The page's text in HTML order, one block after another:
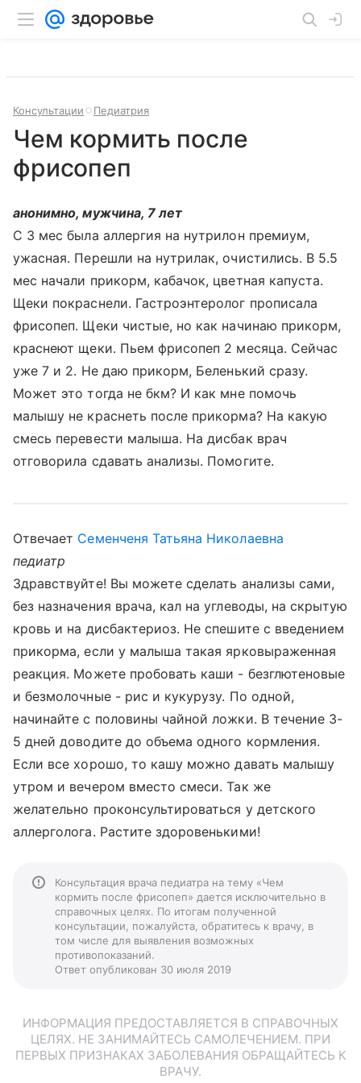
Консультации Педиатрия
Чем кормить после
фрисопеп
анонимно, мужчина, 7 лет
С 3 мес была аллергия на нутрилон премиум,
ужасная. Перешли на нутрилак, очистились. В 5.5
мес начали прикорм, кабачок, цветная капуста.
Щеки покраснели. Гастроэнтеролог прописала
фрисопеп. Щеки чистые, но как начинаю прикорм,
краснеют щеки. Пьем фрисопеп 2 месяца. Сейчас
уже 7 и 2. Не даю прикорм, Беленький сразу.
Может это тогда не бкм? И как мне помочь
малышу не краснеть после прикорма? На какую
смесь перевести малыша. На дисбак врач
отговорила сдавать анализы. Помогите.
Отвечает Семенченя Татьяна Николаевна
педиатр
Здравствуйте! Вы можете сделать анализы сами,
без назначения врача, кал на углеводы, на скрытую
кровь и на дисбактериоз. Не спешите с введением
прикорма, если у малыша такая ярковыраженная
реакция. Можете пробовать каши - безглютеновые
и безмолочные - рис и кукурузу. По одной,
начинайте с половины чайной ложки. В течение 3-
5 дней доводите до объема одного кормления.
Если все хорошо, то кашу можно давать малышу
утром и вечером вместо смеси. Так же
желательно проконсультироваться у детского
аллерголога. Растите здоровенькими!
Консультация врача педиатра на тему «Чем
кормить после фрисопеп» дается исключительно в
справочных целях. По итогам полученной
консультации, пожалуйста, обратитесь к врачу, в
том числе для выявления возможных
противопоказаний.
Ответ опубликован 30 июля 2019
ИНФОРМАЦИЯ ПРЕДОСТАВЛЯЕТСЯ В СПРАВОЧНЫХ
ЦЕЛЯХ. НЕ ЗАНИМАЙТЕСЬ САМОЛЕЧЕНИЕМ. ПРИ
ПЕРВЫХ ПРИЗНАКАХ ЗАБОЛЕВАНИЯ ОБРАЩАЙТЕСЬ К
ВРАЧУ.